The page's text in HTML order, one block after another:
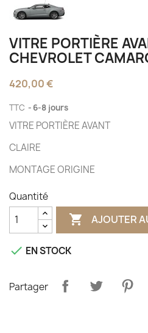
VITRE PORTIÈRE
CHEVROLET
420,00 €
TTC 6-8 jours
VITRE PORTIÈRE AVANT
CLAIRE
MONTAGE ORIGINE
Quantité
 AJOUTER
 EN STOCK
Partager